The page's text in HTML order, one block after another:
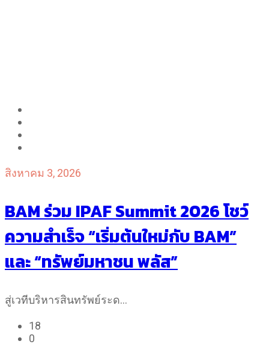
สิงหาคม 3, 2026
BAM ร่วม IPAF Summit 2026 โชว์
ความสำเร็จ “เริ่มต้นใหม่กับ BAM”
และ “ทรัพย์มหาชน พลัส”
สู่เวทีบริหารสินทรัพย์ระด…
18
0